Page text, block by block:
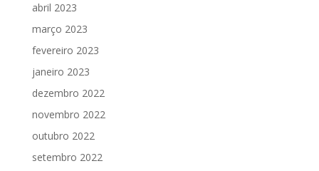
abril 2023
março 2023
fevereiro 2023
janeiro 2023
dezembro 2022
novembro 2022
outubro 2022
setembro 2022